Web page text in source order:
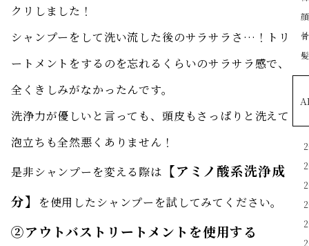
クリしました！
シャンプーをして洗い流した後のサラサラさ…！トリ
ートメントをするのを忘れるくらいのサラサラ感で、
全くきしみがなかったんです。
洗浄力が優しいと言っても、頭皮もさっぱりと洗えて
泡立ちも全然悪くありません！
是非シャンプーを変える際は 【アミノ酸系洗浄成
分】
を使用したシャンプーを試してみてください。
②アウトバストリートメントを使用する